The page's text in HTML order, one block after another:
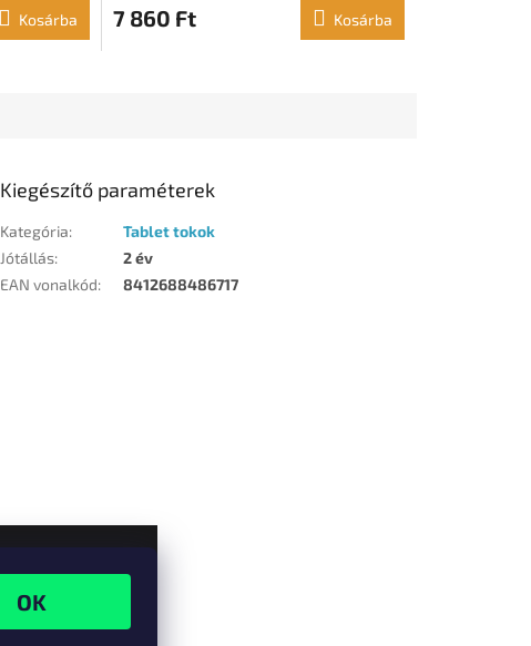
Kosárba 7 860 Ft Kosárba
Kiegészítő paraméterek
Kategória:
Tablet tokok
Jótállás:
2 év
EAN vonalkód: 8412688486717